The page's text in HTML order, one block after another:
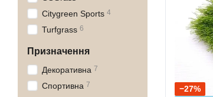
−27%
Citygreen Sports 4
Turfgrass 6
Призначення
Декоративна 7
Спортивна 7